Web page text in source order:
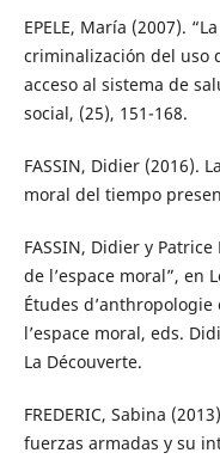
EPELE, María (2007).
criminalización del uso
acceso al sistema de
social, (25), 151-168.
FASSIN, Didier (2016).
moral del tiempo
FASSIN, Didier y Patrice
de l’espace moral”, en
Études
l’espace moral, eds.
La Découverte.
FREDERIC, Sabina
fuerzas armadas y su